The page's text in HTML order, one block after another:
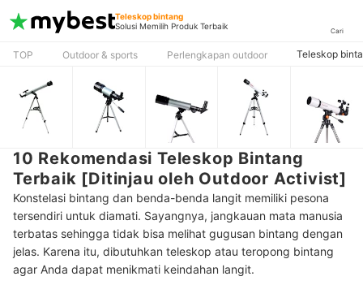
Teleskop bintang
Solusi Memilih Produk Terbaik
Cari
TOP Outdoor & sports Perlengkapan outdoor Teleskop
10 Rekomendasi Teleskop Bintang
Terbaik [Ditinjau oleh Outdoor Activist]
Konstelasi bintang dan benda-benda langit memiliki pesona
tersendiri untuk diamati. Sayangnya, jangkauan mata manusia
terbatas sehingga tidak bisa melihat gugusan bintang dengan
jelas. Karena itu, dibutuhkan teleskop atau teropong bintang
agar Anda dapat menikmati keindahan langit.